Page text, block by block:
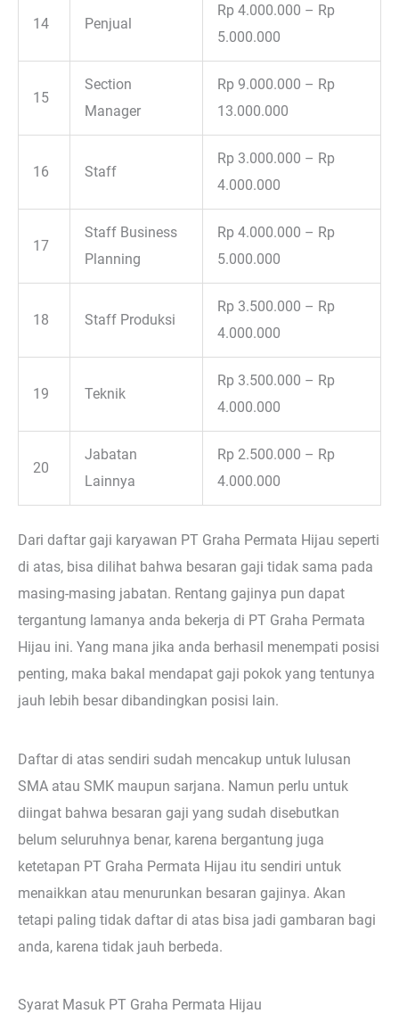
14 Penjual
Rp 4.000.000 – Rp
5.000.000
15
Section
Manager
Rp 9.000.000 – Rp
13.000.000
16 Staff
Rp 3.000.000 – Rp
4.000.000
17
Staff Business
Planning
Rp 4.000.000 – Rp
5.000.000
18 Staff Produksi
Rp 3.500.000 – Rp
4.000.000
19 Teknik
Rp 3.500.000 – Rp
4.000.000
20
Jabatan
Lainnya
Rp 2.500.000 – Rp
4.000.000
Dari daftar gaji karyawan PT Graha Permata Hijau seperti
di atas, bisa dilihat bahwa besaran gaji tidak sama pada
masing-masing jabatan. Rentang gajinya pun dapat
tergantung lamanya anda bekerja di PT Graha Permata
Hijau ini. Yang mana jika anda berhasil menempati posisi
penting, maka bakal mendapat gaji pokok yang tentunya
jauh lebih besar dibandingkan posisi lain.
Daftar di atas sendiri sudah mencakup untuk lulusan
SMA atau SMK maupun sarjana. Namun perlu untuk
diingat bahwa besaran gaji yang sudah disebutkan
belum seluruhnya benar, karena bergantung juga
ketetapan PT Graha Permata Hijau itu sendiri untuk
menaikkan atau menurunkan besaran gajinya. Akan
tetapi paling tidak daftar di atas bisa jadi gambaran bagi
anda, karena tidak jauh berbeda.
Syarat Masuk PT Graha Permata Hijau